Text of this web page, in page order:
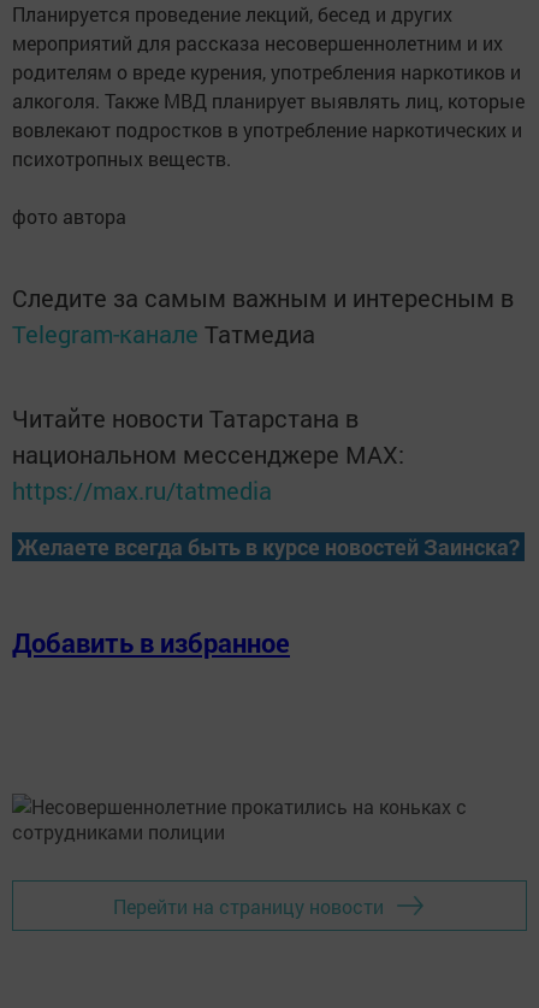
Планируется проведение лекций, бесед и других
мероприятий для рассказа несовершеннолетним и их
родителям о вреде курения, употребления наркотиков и
алкоголя. Также МВД планирует выявлять лиц, которые
вовлекают подростков в употребление наркотических и
психотропных веществ.
фото автора
Следите за самым важным и интересным в
Telegram-канале Татмедиа
Читайте новости Татарстана в
национальном мессенджере MАХ:
https://max.ru/tatmedia
Желаете всегда быть в курсе новостей Заинска?
Добавить в избранное
Перейти на страницу новости